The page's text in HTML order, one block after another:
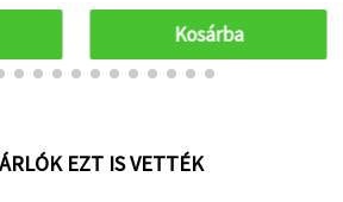
Kosárba
EZT IS VETTÉK